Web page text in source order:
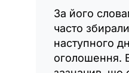
За його
часто
наступного
оголошення.